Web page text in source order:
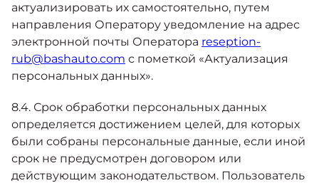
актуализировать их самостоятельно, путем
направления Оператору уведомление на адрес
электронной почты Оператора reseption-
rub@bashauto.com с пометкой «Актуализация
персональных данных».
8.4. Срок обработки персональных данных
определяется достижением целей, для которых
были собраны персональные данные, если иной
срок не предусмотрен договором или
действующим законодательством. Пользователь